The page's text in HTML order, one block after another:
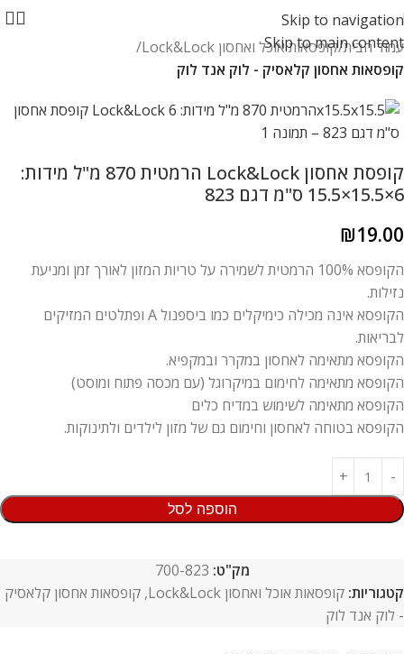
Skip to navigation
Skip to main content
עמוד הבית קופסאות אוכל ואחסון Lock&Lock
קופסאות אחסון קלאסיק - לוק אנד לוק
קופסת אחסון Lock&Lock הרמטית 870 מ"ל מידות:
6×15.5×15.5 ס"מ דגם 823
₪19.00
הקופסא 100% הרמטית לשמירה על טריות המזון לאורך זמן ומניעת
נזילות.
הקופסא אינה מכילה כימיקלים כמו ביספנול A ופתלטים המזיקים
לבריאות.
הקופסא מתאימה לאחסון במקרר ובמקפיא.
הקופסא מתאימה לחימום במיקרוגל (עם מכסה פתוח ומוסט)
הקופסא מתאימה לשימוש במדיח כלים
הקופסא בטוחה לאחסון וחימום גם של מזון לילדים ולתינוקות.
הוספה לסל
מק"ט: 700-823
קטגוריות: קופסאות אוכל ואחסון Lock&Lock , קופסאות אחסון קלאסיק
- לוק אנד לוק